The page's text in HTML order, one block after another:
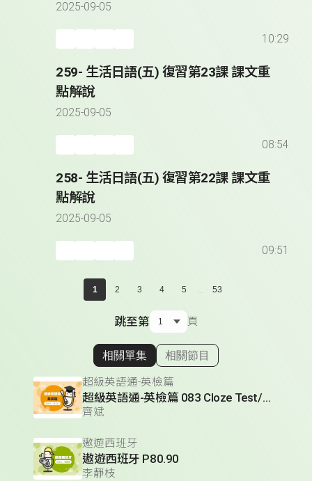
2025-09-05
10:29
259- 生活日語(五) 復習第23課 課文重
點解說
2025-09-05
08:54
258- 生活日語(五) 復習第22課 課文重
點解說
2025-09-05
09:51
1 2 3 4 5 ... 53
跳至第 頁
顯示相關單集
相關單集 相關節目
超級英語通-英檢篇
超級英語通-英檢篇 083 Cloze Test/段落填空-13
齊斌
遨遊西班牙
遨遊西班牙 P80.90
李靜枝